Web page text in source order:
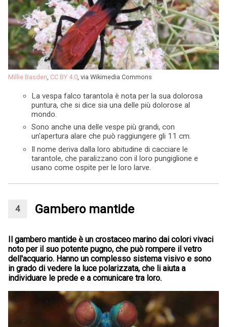
Millie Basden, CC BY 4.0, via Wikimedia Commons
La vespa falco tarantola è nota per la sua dolorosa
puntura, che si dice sia una delle più dolorose al
mondo.
Sono anche una delle vespe più grandi, con
un'apertura alare che può raggiungere gli 11 cm.
Il nome deriva dalla loro abitudine di cacciare le
tarantole, che paralizzano con il loro pungiglione e
usano come ospite per le loro larve.
Gambero mantide
Il gambero mantide è un crostaceo marino dai colori vivaci
noto per il suo potente pugno, che può rompere il vetro
dell'acquario. Hanno un complesso sistema visivo e sono
in grado di vedere la luce polarizzata, che li aiuta a
individuare le prede e a comunicare tra loro.